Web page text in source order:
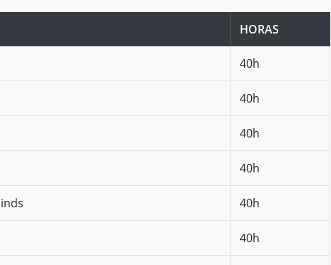
HORAS
40h
40h
40h
40h
40h
40h